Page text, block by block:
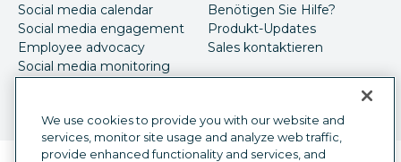
Social media calendar
Social media engagement
Employee advocacy
Social media monitoring
Benötigen Sie Hilfe?
Produkt-Updates
Sales kontaktieren
We use cookies to provide you with our website and
services, monitor site usage and analyze web traffic,
provide enhanced functionality and services, and